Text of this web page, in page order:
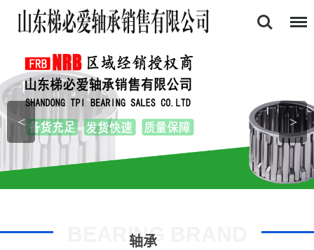
>
<
轴承
BEARING BRAND
首页
关于我们
产品中心
证书展示
新闻资讯
联系我们